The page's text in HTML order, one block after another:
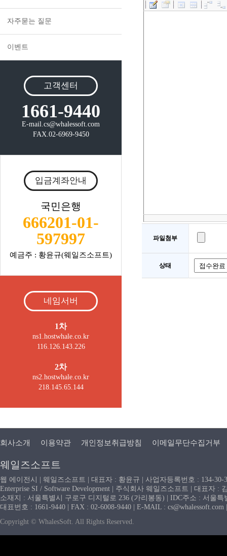
자주묻는 질문
이벤트
고객센터
1661-9440
E-mail.cs@whalessoft.com
FAX.02-6969-9450
입금계좌안내
국민은행
666201-01-
597997
예금주 : 황윤규(웨일즈소프트)
네임서버
1차
ns1.hostwhale.co.kr
116.126.143.226
2차
ns2.hostwhale.co.kr
218.145.65.144
파일첨부
상태
회사소개 이용약관 개인정보취급방침 이메일무단수집거부
웨일즈소프트
웹 에이전시 | 웨일즈소프트 | 대표자 : 황윤규 | 사업자등록번호 : 134-
Enterprise SI / Software Development | 주식회사 웨일즈소프트 | 대표자 :
소재지 : 서울특별시 구로구 디지털로 236 (가리봉동) | IDC주소 : 서울
대표번호 : 1661-9440 | FAX : 02-6008-9440 | E-MAIL :
Copyright © WhalesSoft. All Rights Reserved.